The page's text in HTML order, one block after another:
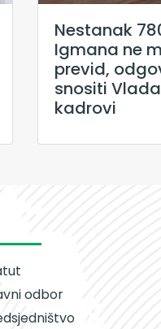
Nestanak
Igmana ne
previd,
snositi Vlada
kadrovi
odbor